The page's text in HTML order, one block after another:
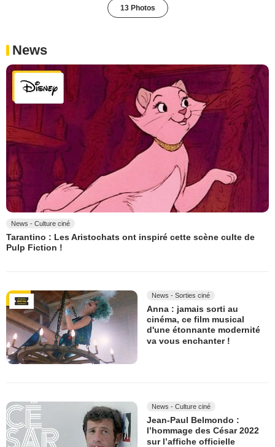
13 Photos
News
News - Culture ciné
Tarantino : Les Aristochats ont inspiré cette scène culte de
Pulp Fiction !
News - Sorties ciné
Anna : jamais sorti au
cinéma, ce film musical
d'une étonnante modernité
va vous enchanter !
News - Culture ciné
Jean-Paul Belmondo :
l’hommage des César 2022
sur l’affiche officielle